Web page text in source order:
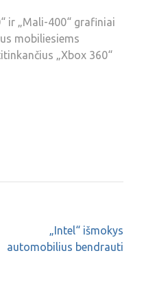
ir „Mali-400“ grafiniai
mobiliesiems
„Xbox 360“
„Intel“ išmokys
automobilius bendrauti